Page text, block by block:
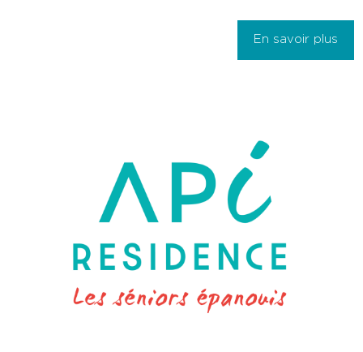
En savoir plus